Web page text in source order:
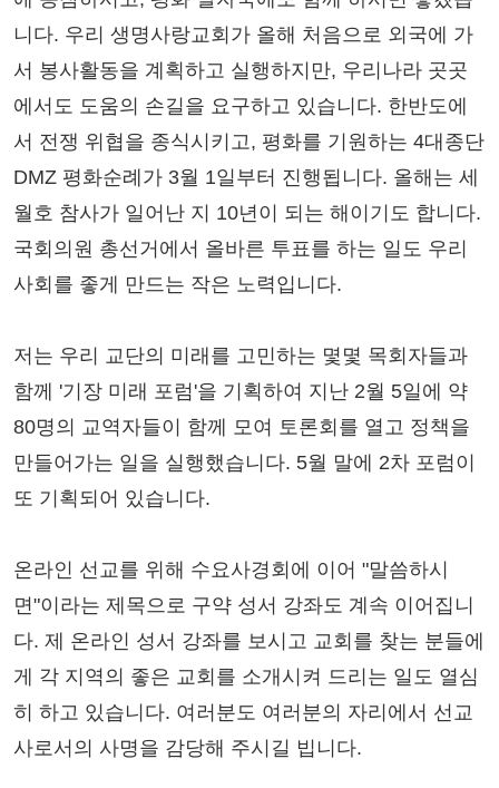
니다. 우리 생명사랑교회가 올해 처음으로 외국에 가
서 봉사활동을 계획하고 실행하지만, 우리나라 곳곳
에서도 도움의 손길을 요구하고 있습니다. 한반도에
서 전쟁 위협을 종식시키고, 평화를 기원하는 4대종단
DMZ 평화순례가 3월 1일부터 진행됩니다. 올해는 세
월호 참사가 일어난 지 10년이 되는 해이기도 합니다.
국회의원 총선거에서 올바른 투표를 하는 일도 우리
사회를 좋게 만드는 작은 노력입니다.
저는 우리 교단의 미래를 고민하는 몇몇 목회자들과
함께 '기장 미래 포럼'을 기획하여 지난 2월 5일에 약
80명의 교역자들이 함께 모여 토론회를 열고 정책을
만들어가는 일을 실행했습니다. 5월 말에 2차 포럼이
또 기획되어 있습니다.
온라인 선교를 위해 수요사경회에 이어 "말씀하시
면"이라는 제목으로 구약 성서 강좌도 계속 이어집니
다. 제 온라인 성서 강좌를 보시고 교회를 찾는 분들에
게 각 지역의 좋은 교회를 소개시켜 드리는 일도 열심
히 하고 있습니다. 여러분도 여러분의 자리에서 선교
사로서의 사명을 감당해 주시길 빕니다.